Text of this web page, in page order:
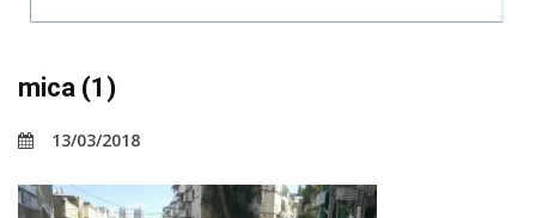
mica (1)
13/03/2018